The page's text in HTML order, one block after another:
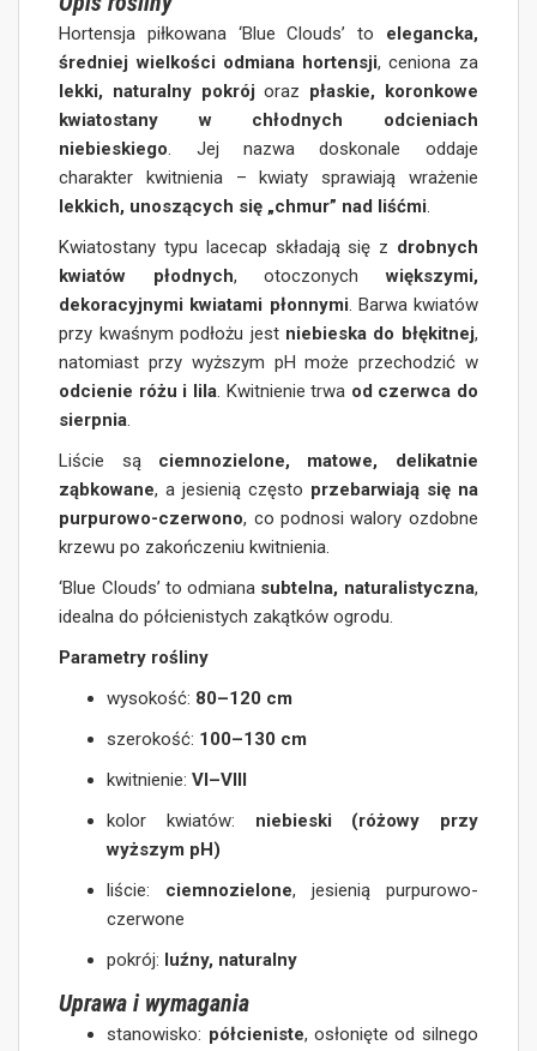
Hortensja piłkowana ‘Blue Clouds’ to elegancka,
średniej wielkości odmiana hortensji, ceniona za
lekki, naturalny pokrój oraz płaskie, koronkowe
kwiatostany w chłodnych odcieniach
niebieskiego. Jej nazwa doskonale oddaje
charakter kwitnienia – kwiaty sprawiają wrażenie
lekkich, unoszących się „chmur” nad liśćmi.
Kwiatostany typu lacecap składają się z drobnych
kwiatów płodnych, otoczonychwiększymi,
dekoracyjnymi kwiatami płonnymi. Barwa kwiatów
przy kwaśnym podłożu jest niebieska do błękitnej,
natomiast przy wyższym pH może przechodzić w
odcienie różu i lila. Kwitnienie trwa od czerwca do
sierpnia.
Liście są ciemnozielone, matowe, delikatnie
ząbkowane, a jesienią często przebarwiają się na
purpurowo-czerwono, co podnosi walory ozdobne
krzewu po zakończeniu kwitnienia.
‘Blue Clouds’ to odmiana subtelna, naturalistyczna,
idealna do półcienistych zakątków ogrodu.
Parametry rośliny
wysokość: 80–120 cm
szerokość: 100–130 cm
kwitnienie:VI–VIII
kolor kwiatów: niebieski (różowy przy
wyższym pH)
liście: ciemnozielone, jesienią purpurowo-
czerwone
pokrój: luźny, naturalny
Uprawa i wymagania
stanowisko: półcieniste, osłonięte od silnego